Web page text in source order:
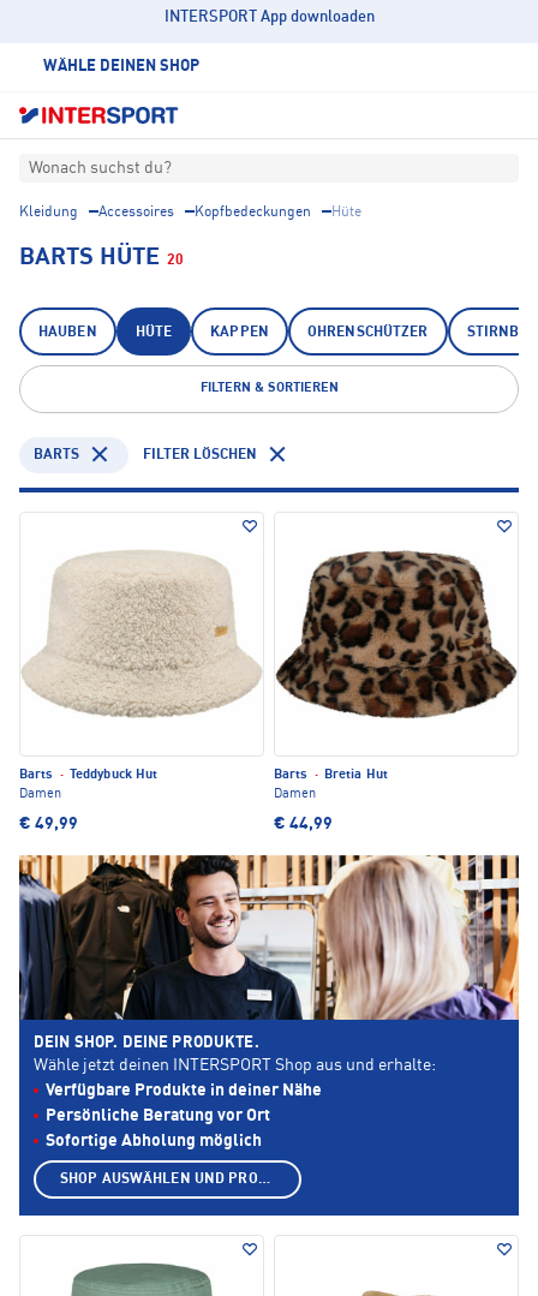
INTERSPORT App downloaden
WÄHLE DEINEN SHOP
Wonach suchst du?
Kleidung Accessoires Kopfbedeckungen Hüte
BARTS HÜTE 20
HAUBEN HÜTE KAPPEN OHRENSCHÜTZER
FILTERN & SORTIEREN
BARTS FILTER LÖSCHEN
Barts ·
Teddybuck Hut
Damen
€ 49,99
Barts ·
Bretia Hut
Damen
€ 44,99
DEIN SHOP. DEINE PRODUKTE.
Wähle jetzt deinen INTERSPORT Shop aus und erhalte:
Verfügbare Produkte in deiner Nähe
Persönliche Beratung vor Ort
Sofortige Abholung möglich
SHOP AUSWÄHLEN UND PRODUKTE ANZEIGEN